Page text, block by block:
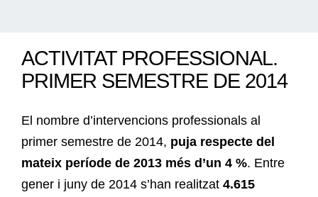
ACTIVITAT PROFESSIONAL.
PRIMER SEMESTRE DE 2014
El nombre d’intervencions professionals al
primer semestre de 2014, puja respecte del
mateix període de 2013 més d’un 4 %. Entre
gener i juny de 2014 s’han realitzat 4.615